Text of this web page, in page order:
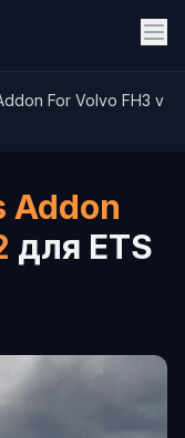
For Volvo FH3 v
Addon
для ETS